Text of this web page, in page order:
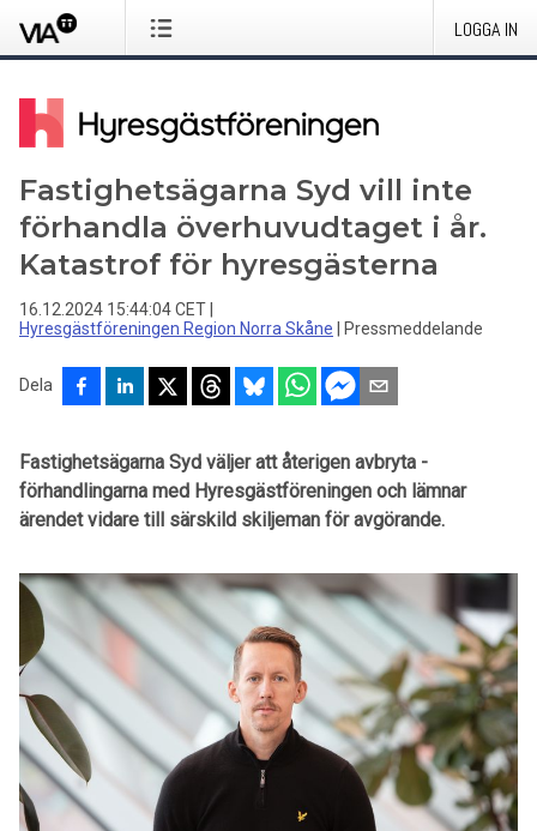
LOGGA IN
Fastighetsägarna Syd vill inte
förhandla överhuvudtaget i år.
Katastrof för hyresgästerna
16.12.2024 15:44:04 CET
Hyresgästföreningen Region Norra Skåne
Pressmeddelande
Dela
Fastighetsägarna Syd väljer att återigen avbryta ­
förhandlingarna med Hyresgäst­föreningen och lämnar
ärendet vidare till särskild skiljeman för avgörande.